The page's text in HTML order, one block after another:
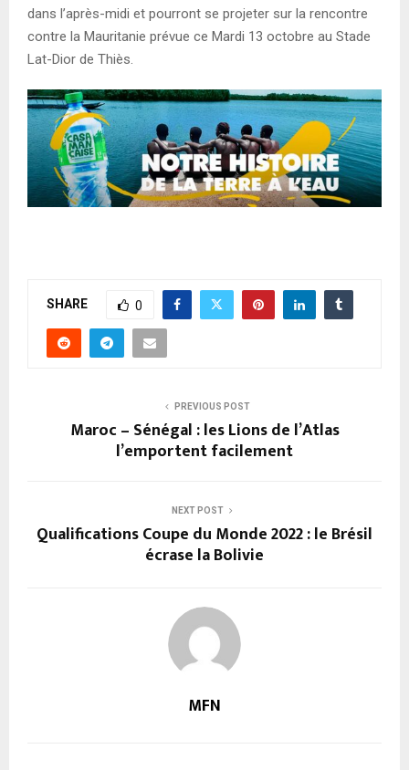
dans l’après-midi et pourront se projeter sur la rencontre
contre la Mauritanie prévue ce Mardi 13 octobre au Stade
Lat-Dior de Thiès.
SHARE 0
PREVIOUS POST
Maroc – Sénégal : les Lions de l’Atlas
l’emportent facilement
NEXT POST
Qualifications Coupe du Monde 2022 : le Brésil
écrase la Bolivie
MFN